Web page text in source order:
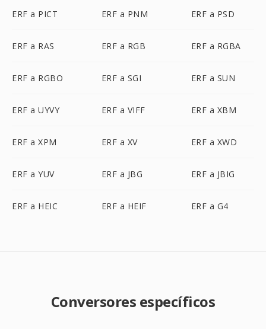
ERF a PICT ERF a PNM ERF a PSD
ERF a RAS ERF a RGB ERF a RGBA
ERF a RGBO ERF a SGI ERF a SUN
ERF a UYVY ERF a VIFF ERF a XBM
ERF a XPM ERF a XV ERF a XWD
ERF a YUV ERF a JBG ERF a JBIG
ERF a HEIC ERF a HEIF ERF a G4
Conversores específicos